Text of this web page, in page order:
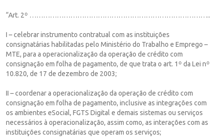
“Art. 2º ……………………………………………………………………..
I – celebrar instrumento contratual com as instituições
consignatárias habilitadas pelo Ministério do Trabalho e Emprego –
MTE, para a operacionalização da operação de crédito com
consignação em folha de pagamento, de que trata o art. 1º da Lei nº
10.820, de 17 de dezembro de 2003;
II – coordenar a operacionalização da operação de crédito com
consignação em folha de pagamento, inclusive as integrações com
os ambientes eSocial, FGTS Digital e demais sistemas ou serviços
necessários à operacionalização, assim como, as interações com as
instituições consignatárias que operam os serviços;